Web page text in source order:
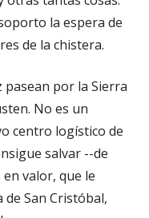
la espera de
de la chistera.
pasean por la Sierra
No es un
centro logístico de
salvar --de
valor, que le
San Cristóbal,